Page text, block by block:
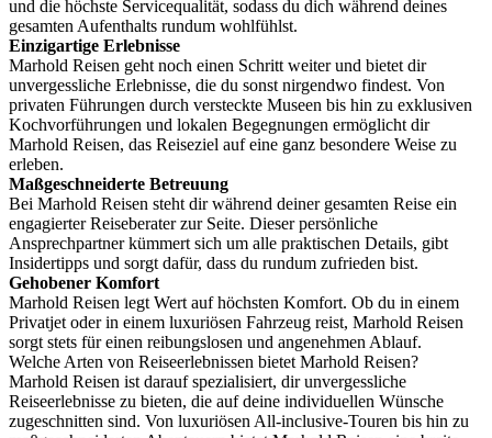
und die höchste Servicequalität, sodass du dich während deines
gesamten Aufenthalts rundum wohlfühlst.
Einzigartige Erlebnisse
Marhold Reisen geht noch einen Schritt weiter und bietet dir
unvergessliche Erlebnisse, die du sonst nirgendwo findest. Von
privaten Führungen durch versteckte Museen bis hin zu exklusiven
Kochvorführungen und lokalen Begegnungen ermöglicht dir
Marhold Reisen, das Reiseziel auf eine ganz besondere Weise zu
erleben.
Maßgeschneiderte Betreuung
Bei Marhold Reisen steht dir während deiner gesamten Reise ein
engagierter Reiseberater zur Seite. Dieser persönliche
Ansprechpartner kümmert sich um alle praktischen Details, gibt
Insidertipps und sorgt dafür, dass du rundum zufrieden bist.
Gehobener Komfort
Marhold Reisen legt Wert auf höchsten Komfort. Ob du in einem
Privatjet oder in einem luxuriösen Fahrzeug reist, Marhold Reisen
sorgt stets für einen reibungslosen und angenehmen Ablauf.
Welche Arten von Reiseerlebnissen bietet Marhold Reisen?
Marhold Reisen ist darauf spezialisiert, dir unvergessliche
Reiseerlebnisse zu bieten, die auf deine individuellen Wünsche
zugeschnitten sind. Von luxuriösen All-inclusive-Touren bis hin zu